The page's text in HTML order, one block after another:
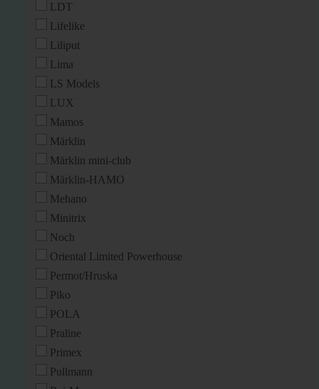
LDT
Lifelike
Liliput
Lima
LS Models
LUX
Mamos
Märklin
Märklin mini-club
Märklin-HAMO
Mehano
Minitrix
Noch
Oriental Limited Powerhouse
Permot/Hruska
Piko
POLA
Praline
Primex
Pullmann